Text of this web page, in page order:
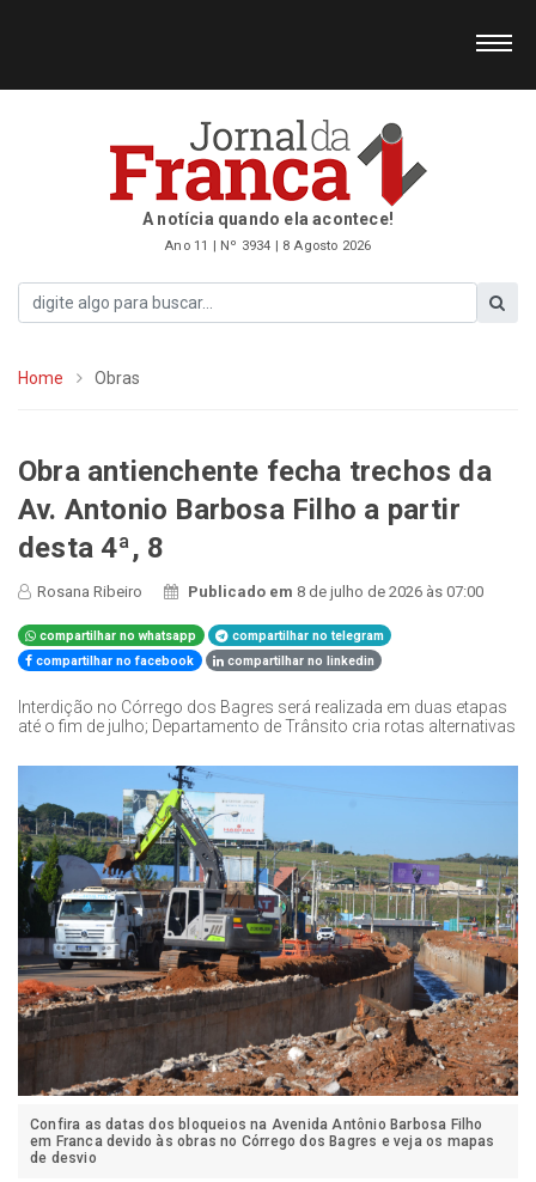
A notícia quando ela acontece!
Ano 11 | Nº 3934 | 8 Agosto 2026
Home Obras
Obra antienchente fecha trechos da
Av. Antonio Barbosa Filho a partir
desta 4ª, 8
Rosana Ribeiro Publicado em 8 de julho de 2026 às 07:00
compartilhar no whatsapp
compartilhar no telegram
compartilhar no facebook
compartilhar no linkedin
Interdição no Córrego dos Bagres será realizada em duas etapas
até o fim de julho; Departamento de Trânsito cria rotas alternativas
Confira as datas dos bloqueios na Avenida Antônio Barbosa Filho
em Franca devido às obras no Córrego dos Bagres e veja os mapas
de desvio